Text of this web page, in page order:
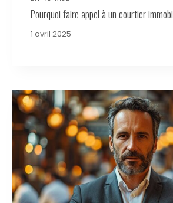
Pourquoi faire appel à un courtier
1 avril 2025